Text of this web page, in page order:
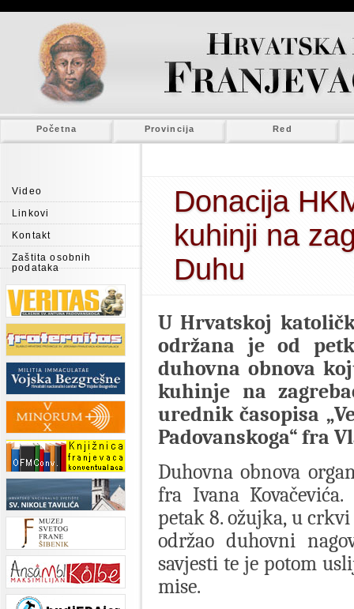
Početna Provincija Red
Video
Linkovi
Kontakt
Zaštita osobnih
podataka
Donacija
kuhinji na
Duhu
U Hrvatskoj
održana je od
duhovna obnova
kuhinje na
urednik časopisa
Padovanskoga“ fra
Duhovna obnova
fra Ivana
petak 8. ožujka, u
održao duhovni
savjesti te je potom
mise.